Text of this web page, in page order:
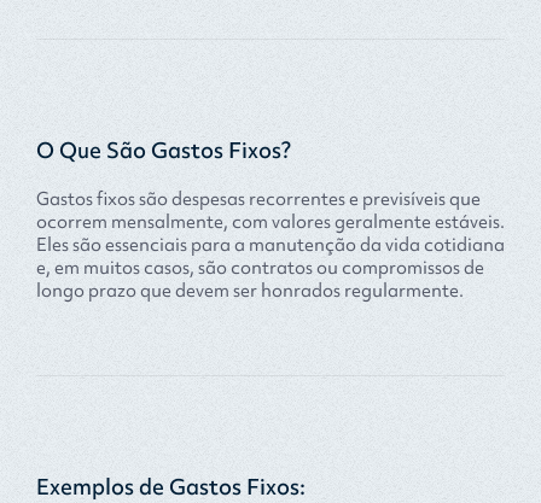
O Que São Gastos Fixos?
Gastos fixos são despesas recorrentes e previsíveis que
ocorrem mensalmente, com valores geralmente estáveis.
Eles são essenciais para a manutenção da vida cotidiana
e, em muitos casos, são contratos ou compromissos de
longo prazo que devem ser honrados regularmente.
Exemplos de Gastos Fixos: